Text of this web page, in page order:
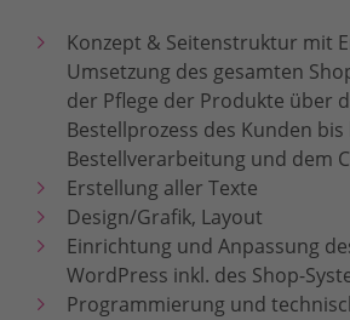
Konzept & Seitenstruktur mit
Umsetzung des gesamten
der Pflege der Produkte über
Bestellprozess des Kunden
Bestellverarbeitung und dem
Erstellung aller Texte
Design/Grafik, Layout
Einrichtung und Anpassung
WordPress inkl. des Shop-
Programmierung und